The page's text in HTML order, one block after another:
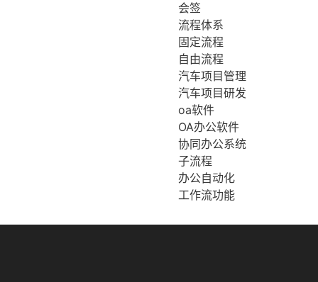
会签
流程体系
固定流程
自由流程
汽车项目管理
汽车项目研发
oa软件
OA办公软件
协同办公系统
子流程
办公自动化
工作流功能